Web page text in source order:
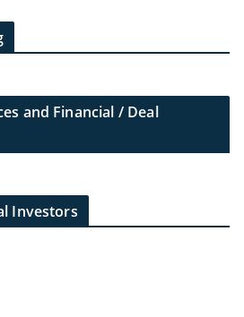
and Financial / Deal
Investors